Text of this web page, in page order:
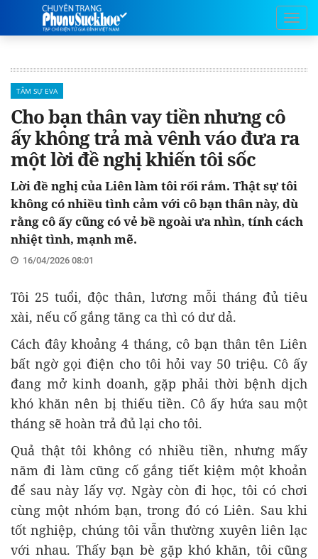
TÂM SỰ EVA
Cho bạn thân vay tiền nhưng cô
ấy không trả mà vênh váo đưa ra
một lời đề nghị khiến tôi sốc
Lời đề nghị của Liên làm tôi rối rắm. Thật sự tôi
không có nhiều tình cảm với cô bạn thân này, dù
rằng cô ấy cũng có vẻ bề ngoài ưa nhìn, tính cách
nhiệt tình, mạnh mẽ.
16/04/2026 08:01
Tôi 25 tuổi, độc thân, lương mỗi tháng đủ tiêu
xài, nếu cố gắng tăng ca thì có dư dả.
Cách đây khoảng 4 tháng, cô bạn thân tên Liên
bất ngờ gọi điện cho tôi hỏi vay 50 triệu. Cô ấy
đang mở kinh doanh, gặp phải thời bệnh dịch
khó khăn nên bị thiếu tiền. Cô ấy hứa sau một
tháng sẽ hoàn trả đủ lại cho tôi.
Quả thật tôi không có nhiều tiền, nhưng mấy
năm đi làm cũng cố gắng tiết kiệm một khoản
để sau này lấy vợ. Ngày còn đi học, tôi có chơi
cùng một nhóm bạn, trong đó có Liên. Sau khi
tốt nghiệp, chúng tôi vẫn thường xuyên liên lạc
với nhau. Thấy bạn bè gặp khó khăn, tôi cũng